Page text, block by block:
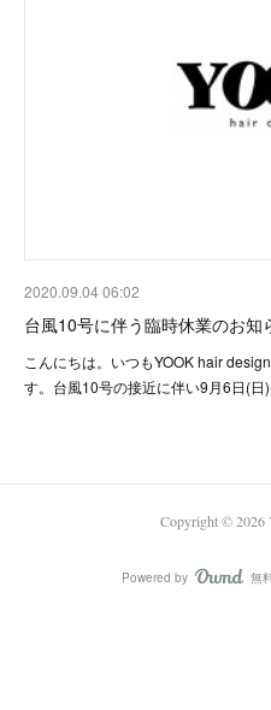
2020.09.04 06:02
台風10号に伴う臨時休業のお知
こんにちは。いつもYOOK hair
す。台風10号の接近に伴い9月6日(
Copyright ©2026
Powered by 無